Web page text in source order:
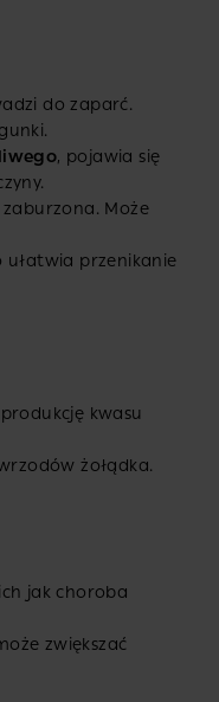
do zaparć.
, pojawia się
Może
ułatwia przenikanie
kwasu
żołądka.
jak choroba
zwiększać